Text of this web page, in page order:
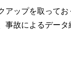
ップを取ってお
事故によるデー